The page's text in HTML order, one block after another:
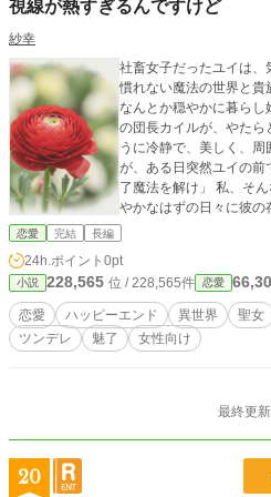
視線が熱すぎるんですけど
紗幸
社畜女子だったユイは、
慣れない魔法の世界と貴
なんとか穏やかに暮らし
の団長カイルが、やたら
うに冷静で、美しく、
が、ある日突然ユイの
了魔法を解け」 私、そ
やかなはずの日々に彼の
せていく。 まったりと
い” 異世界で、ユイは少しずつ——この世界で生きる力と、誰
かを想う心を知っていく。 ※タイトルのシーンは7話
らになります。 ゆった
付き合いください。 ※カ
恋愛 完結 長編
24h.ポイント 0pt
小説 228,565 位 / 228,565件 恋愛
恋愛 ハッピーエンド 異世界 聖女
ツンデレ
魅了 女性向け
最終更
20